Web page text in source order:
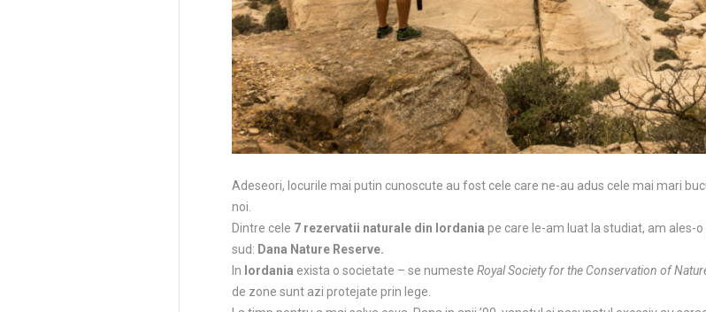
Adeseori, locurile mai putin cunoscute au fost cele care ne-au adus cele mai mari
noi.
Dintre cele 7 rezervatii naturale din Iordania pe care le-am luat la studiat, am ales-
sud: Dana Nature Reserve.
In Iordania exista o societate – se numeste Royal Society for the Conservation of
de zone sunt azi protejate prin lege.